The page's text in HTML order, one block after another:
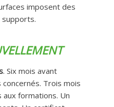
imposent des
. Six mois avant
concernés. Trois mois
formations. Un